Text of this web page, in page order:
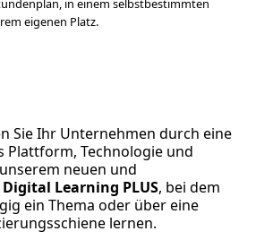
in einem selbstbestimmten
eigenen Platz.
Sie Ihr Unternehmen durch eine
Plattform, Technologie und
neuen und
Digital Learning PLUS, bei dem
ein Thema oder über eine
lernen.